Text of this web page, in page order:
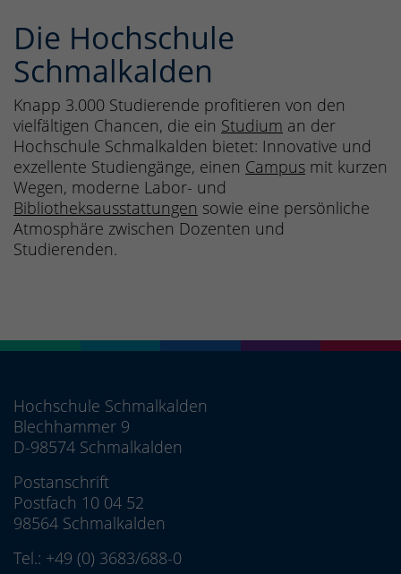
Die Hochschule
Schmalkalden
Knapp 3.000 Studierende profitieren von den
vielfältigen Chancen, die ein Studium an der
Hochschule Schmalkalden bietet: Innovative und
exzellente Studiengänge, einen Campus mit kurzen
Wegen, moderne Labor- und
Bibliotheksausstattungen sowie eine persönliche
Atmosphäre zwischen Dozenten und
Studierenden.
Hochschule Schmalkalden
Blechhammer 9
D-98574 Schmalkalden
Postanschrift
Postfach 10 04 52
98564 Schmalkalden
Tel.: +49 (0) 3683/688-0